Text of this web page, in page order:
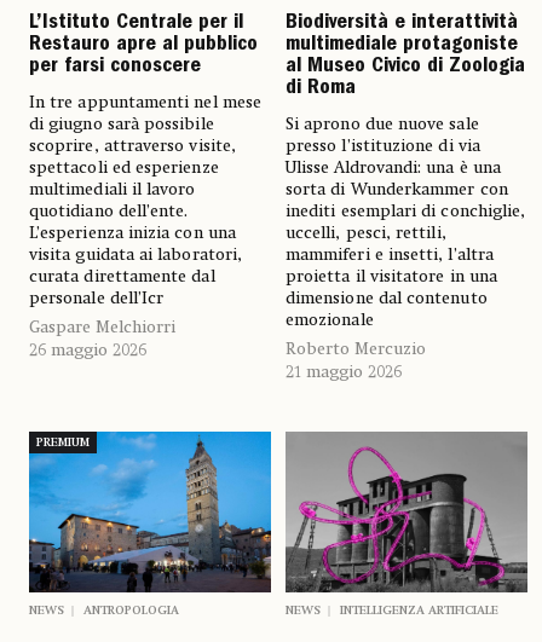
L’Istituto Centrale per il
Restauro apre al pubblico
per farsi conoscere
In tre appuntamenti nel mese
di giugno sarà possibile
scoprire, attraverso visite,
spettacoli ed esperienze
multimediali il lavoro
quotidiano dell’ente.
L’esperienza inizia con una
visita guidata ai laboratori,
curata direttamente dal
personale dell’Icr
Gaspare Melchiorri
26 maggio 2026
Biodiversità e interattività
multimediale protagoniste
al Museo Civico di Zoologia
di Roma
Si aprono due nuove sale
presso l’istituzione di via
Ulisse Aldrovandi: una è una
sorta di Wunderkammer con
inediti esemplari di conchiglie,
uccelli, pesci, rettili,
mammiferi e insetti, l’altra
proietta il visitatore in una
dimensione dal contenuto
emozionale
Roberto Mercuzio
21 maggio 2026
PREMIUM
NEWS ANTROPOLOGIA NEWS INTELLIGENZA ARTIFICIALE